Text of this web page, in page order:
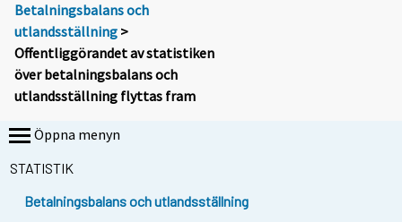
Betalningsbalans och
utlandsställning >
Offentliggörandet av statistiken
över betalningsbalans och
utlandsställning flyttas fram
Öppna menyn
STATISTIK
Betalningsbalans och utlandsställning